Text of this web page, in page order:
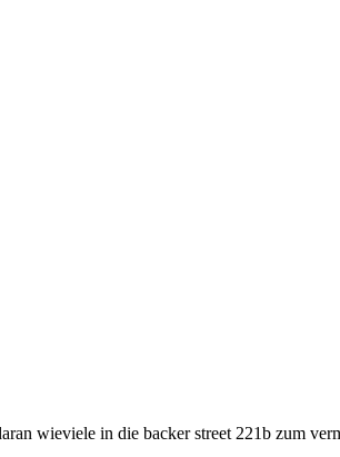
wieviele in die backer street 221b zum